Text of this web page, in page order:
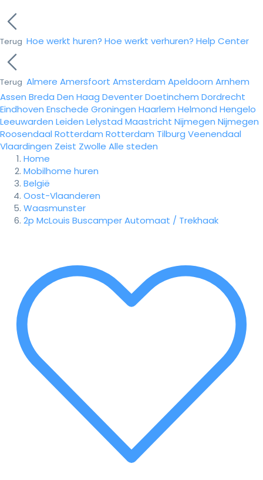
Terug Hoe werkt huren? Hoe werkt verhuren? Help Center
Terug Almere Amersfoort Amsterdam Apeldoorn Arnhem
Assen Breda Den Haag DeventerDoetinchem Dordrecht
Eindhoven Enschede Groningen Haarlem Helmond Hengelo
Leeuwarden Leiden Lelystad Maastricht Nijmegen Nijmegen
Roosendaal Rotterdam Rotterdam Tilburg Veenendaal
Vlaardingen Zeist Zwolle Alle steden
Home
Mobilhome huren
België
Oost-Vlaanderen
Waasmunster
2p McLouis Buscamper Automaat / Trekhaak